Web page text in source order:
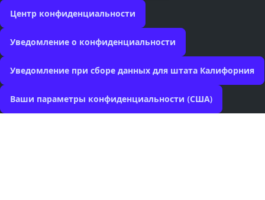
Центр конфиденциальности
Уведомление о конфиденциальности
Уведомление при сборе данных для штата Калифорния
Ваши параметры конфиденциальности (США)